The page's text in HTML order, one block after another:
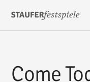
Come